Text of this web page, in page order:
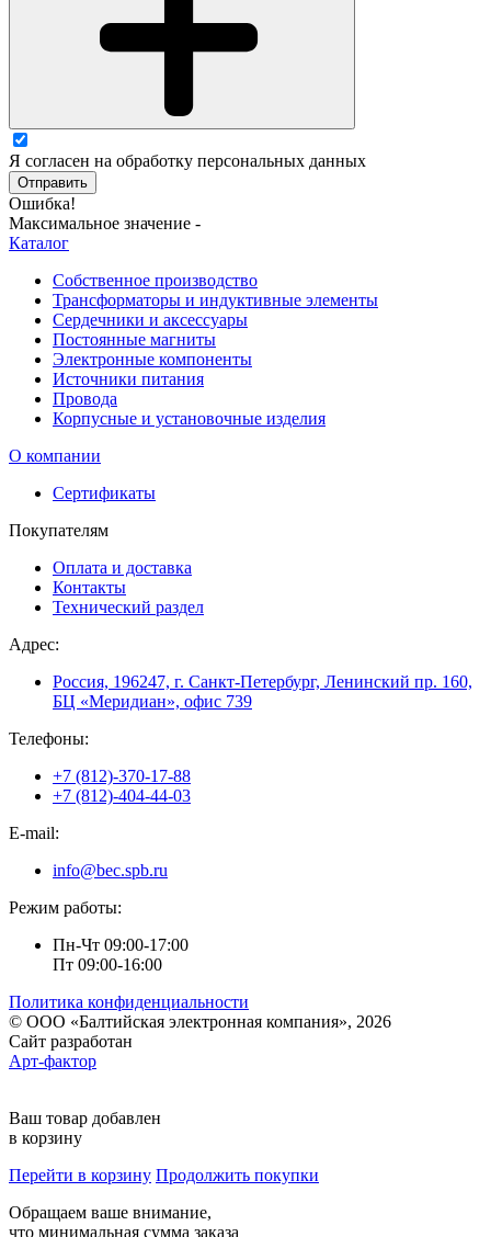
Я согласен на обработку персональных данных
Отправить
Ошибка!
Максимальное значение -
Каталог
Собственное производство
Трансформаторы и индуктивные элементы
Сердечники и аксессуары
Постоянные магниты
Электронные компоненты
Источники питания
Провода
Корпусные и установочные изделия
О компании
Сертификаты
Покупателям
Оплата и доставка
Контакты
Технический раздел
Адрес:
Россия, 196247, г. Санкт-Петербург, Ленинский пр. 160,
БЦ «Меридиан», офис 739
Телефоны:
+7 (812)-370-17-88
+7 (812)-404-44-03
E-mail:
info@bec.spb.ru
Режим работы:
Пн-Чт 09:00-17:00
Пт 09:00-16:00
Политика конфиденциальности
© ООО «Балтийская электронная компания», 2026
Сайт разработан
Арт-фактор
Ваш товар добавлен
в корзину
Перейти в корзину Продолжить покупки
Обращаем ваше внимание,
что минимальная сумма заказа